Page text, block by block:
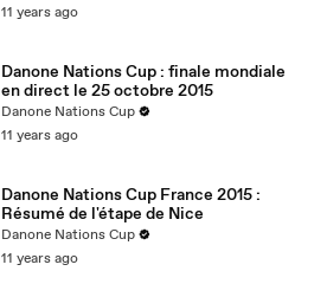
11 years ago
Danone Nations Cup : finale mondiale
en direct le 25 octobre 2015
Danone Nations Cup
11 years ago
Danone Nations Cup France 2015 :
Résumé de l'étape de Nice
Danone Nations Cup
11 years ago